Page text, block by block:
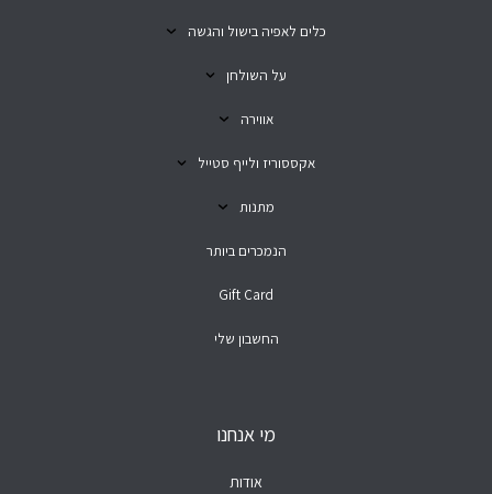
כלים לאפיה בישול והגשה
על השולחן
אווירה
אקססוריז ולייף סטייל
מתנות
הנמכרים ביותר
Gift Card
החשבון שלי
מי אנחנו
אודות